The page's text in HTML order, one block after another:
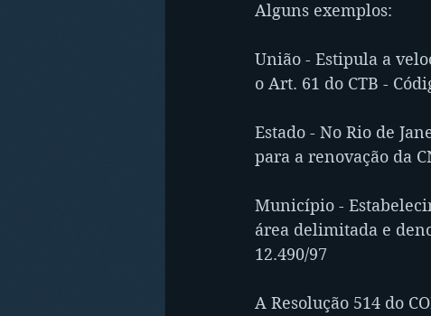
Alguns exemplos:
União - Estipula a
o Art. 61 do CTB -
Estado - No Rio de
para a renovação da
Município -
área delimitada e
12.490/97
A Resolução 514 do